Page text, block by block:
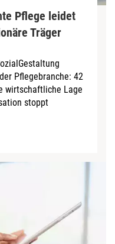
Pflege leidet
Träger
Pflegebranche: 42
wirtschaftliche Lage
stoppt